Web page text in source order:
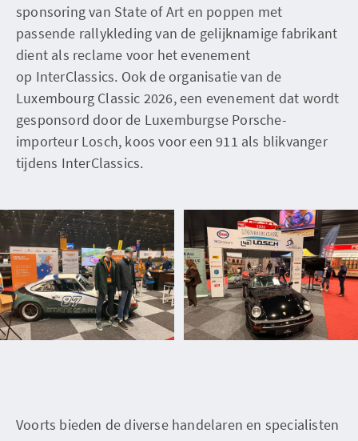
sponsoring van State of Art en poppen met
passende rallykleding van de gelijknamige fabrikant
dient als reclame voor het evenement
op InterClassics. Ook de organisatie van de
Luxembourg Classic 2026, een evenement dat wordt
gesponsord door de Luxemburgse Porsche-
importeur Losch, koos voor een 911 als blikvanger
tijdens InterClassics.
Voorts bieden de diverse handelaren en specialisten